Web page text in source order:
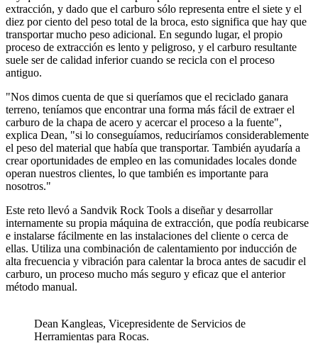
extracción, y dado que el carburo sólo representa entre el siete y el
diez por ciento del peso total de la broca, esto significa que hay que
transportar mucho peso adicional. En segundo lugar, el propio
proceso de extracción es lento y peligroso, y el carburo resultante
suele ser de calidad inferior cuando se recicla con el proceso
antiguo.
"Nos dimos cuenta de que si queríamos que el reciclado ganara
terreno, teníamos que encontrar una forma más fácil de extraer el
carburo de la chapa de acero y acercar el proceso a la fuente",
explica Dean, "si lo conseguíamos, reduciríamos considerablemente
el peso del material que había que transportar. También ayudaría a
crear oportunidades de empleo en las comunidades locales donde
operan nuestros clientes, lo que también es importante para
nosotros."
Este reto llevó a Sandvik Rock Tools a diseñar y desarrollar
internamente su propia máquina de extracción, que podía reubicarse
e instalarse fácilmente en las instalaciones del cliente o cerca de
ellas. Utiliza una combinación de calentamiento por inducción de
alta frecuencia y vibración para calentar la broca antes de sacudir el
carburo, un proceso mucho más seguro y eficaz que el anterior
método manual.
Dean Kangleas, Vicepresidente de Servicios de
Herramientas para Rocas.